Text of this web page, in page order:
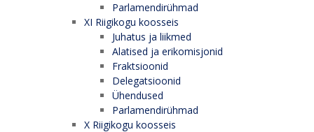
Parlamendirühmad
XI Riigikogu koosseis
Juhatus ja liikmed
Alatised ja erikomisjonid
Fraktsioonid
Delegatsioonid
Ühendused
Parlamendirühmad
X Riigikogu koosseis